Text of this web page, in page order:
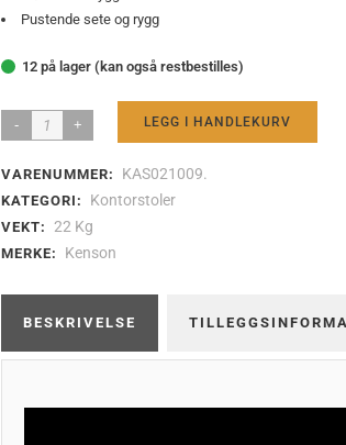
Pustende sete og rygg
12 på lager (kan også restbestilles)
LEGG I HANDLEKURV
VARENUMMER: KAS021009.
KATEGORI: Kontorstoler
VEKT: 22 Kg
MERKE: Kenson
BESKRIVELSE